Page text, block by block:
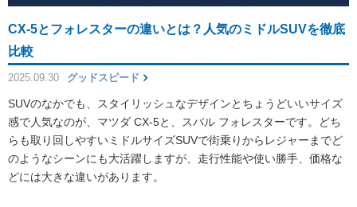
CX-5とフォレスターの違いとは？人気のミドルSUVを徹底
比較
2025.09.30 グッドスピード
SUVのなかでも、スタイリッシュなデザインとちょうどいいサイズ
感で人気なのが、マツダ CX-5と、スバル フォレスターです。どち
らも取り回しやすいミドルサイズSUVで街乗りからレジャーまでど
のようなシーンにも大活躍しますが、走行性能や使い勝手、価格な
どには大きな違いがあります。